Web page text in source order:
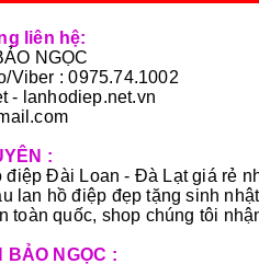
liên hệ:
NGỌC
Viber : 0975.74.1002
- lanhodiep.net.vn
:
điệp Đài Loan - Đà Lạt giá rẻ
lan hồ điệp đẹp tặng sinh
toàn quốc, shop chúng tôi
BẢO NGỌC :